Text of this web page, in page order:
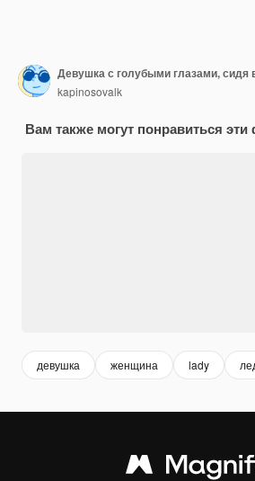
kapinosovalk
Вам также могут понравиться эти
девушка женщина lady